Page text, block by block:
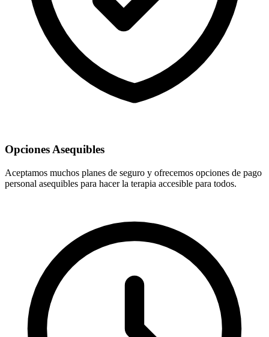
Opciones Asequibles
Aceptamos muchos planes de seguro y ofrecemos opciones de pago
personal asequibles para hacer la terapia accesible para todos.